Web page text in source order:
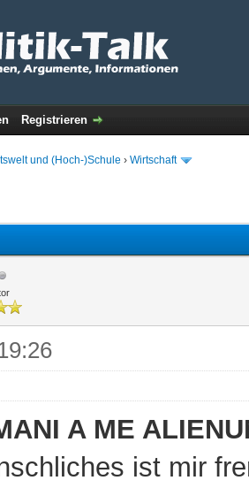
Registrieren
und (Hoch-)Schule › Wirtschaft
A ME
ist mir